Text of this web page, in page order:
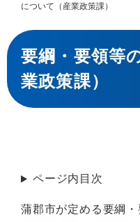
について（産業政策課）
本
文
要綱・要領等
業政策課）
ページ内目次
蒲郡市が定める要綱・